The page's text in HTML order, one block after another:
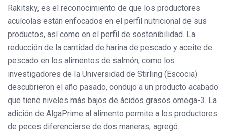
Rakitsky, es el reconocimiento de que los productores
acuícolas están enfocados en el perfil nutricional de sus
productos, así como en el perfil de sostenibilidad. La
reducción de la cantidad de harina de pescado y aceite de
pescado en los alimentos de salmón, como los
investigadores de la Universidad de Stirling (Escocia)
descubrieron el año pasado, condujo a un producto acabado
que tiene niveles más bajos de ácidos grasos omega-3. La
adición de AlgaPrime al alimento permite a los productores
de peces diferenciarse de dos maneras, agregó.